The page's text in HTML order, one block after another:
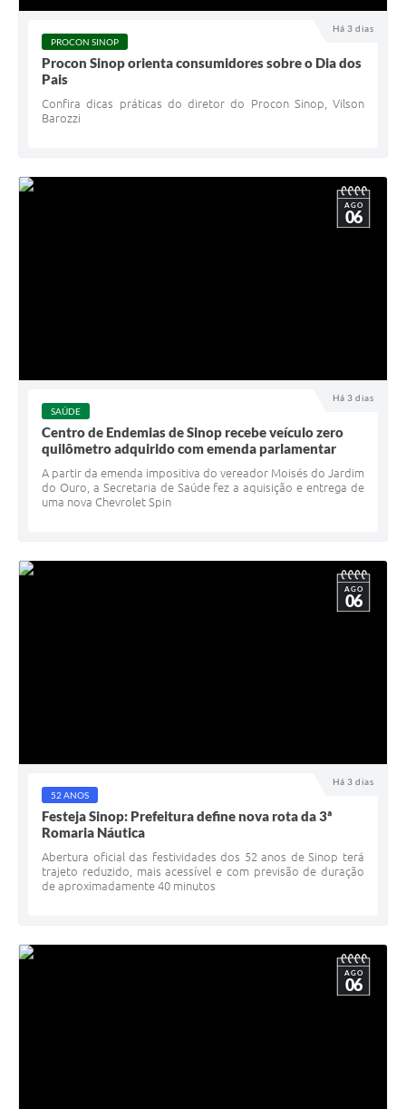
Há 3 dias
PROCON SINOP
Procon Sinop orienta consumidores sobre o Dia dos
Pais
Confira dicas práticas do diretor do Procon Sinop, Vilson
Barozzi
Há 3 dias
AGO
06
SAÚDE
Centro de Endemias de Sinop recebe veículo zero
quilômetro adquirido com emenda parlamentar
A partir da emenda impositiva do vereador Moisés do Jardim
do Ouro, a Secretaria de Saúde fez a aquisição e entrega de
uma nova Chevrolet Spin
Há 3 dias
AGO
06
52 ANOS
Festeja Sinop: Prefeitura define nova rota da 3ª
Romaria Náutica
Abertura oficial das festividades dos 52 anos de Sinop terá
trajeto reduzido, mais acessível e com previsão de duração
de aproximadamente 40 minutos
AGO
06